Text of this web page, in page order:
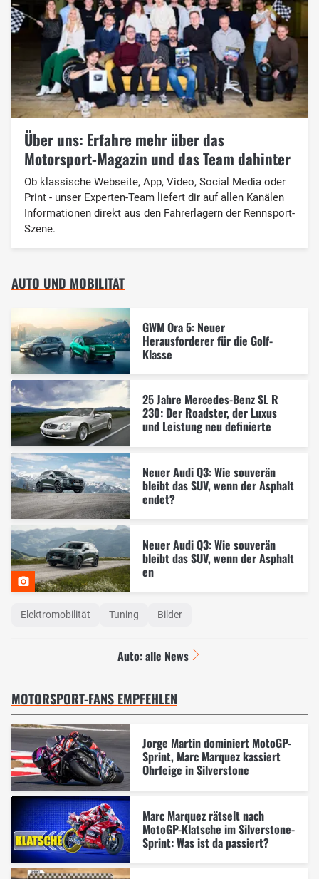
Über uns: Erfahre mehr über das
Motorsport-Magazin und das Team dahinter
Ob klassische Webseite, App, Video, Social Media oder
Print - unser Experten-Team liefert dir auf allen Kanälen
Informationen direkt aus den Fahrerlagern der Rennsport-
Szene.
AUTO UND MOBILITÄT
GWM Ora 5: Neuer
Herausforderer für die Golf-
Klasse
25 Jahre Mercedes-Benz SL R
230: Der Roadster, der Luxus
und Leistung neu definierte
Neuer Audi Q3: Wie souverän
bleibt das SUV, wenn der Asphalt
endet?
Neuer Audi Q3: Wie souverän
bleibt das SUV, wenn der Asphalt
en
Elektromobilität Tuning Bilder
Auto: alle News
MOTORSPORT-FANS EMPFEHLEN
Jorge Martin dominiert MotoGP-
Sprint, Marc Marquez kassiert
Ohrfeige in Silverstone
Marc Marquez rätselt nach
MotoGP-Klatsche im Silverstone-
Sprint: Was ist da passiert?